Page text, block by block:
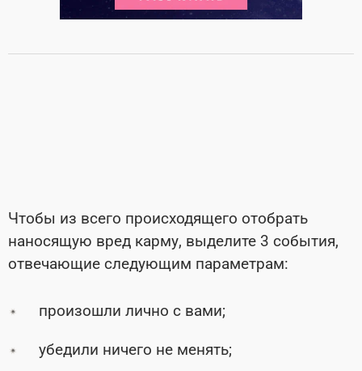
Чтобы из всего происходящего отобрать
наносящую вред карму, выделите 3 события,
отвечающие следующим параметрам:
произошли лично с вами;
убедили ничего не менять;